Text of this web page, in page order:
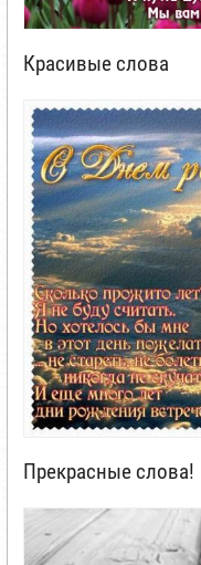
Красивые слова
Прекрасные слова!